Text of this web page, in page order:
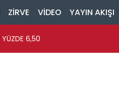
ZİRVE VİDEO YAYIN AKIŞI
YÜZDE 6,50